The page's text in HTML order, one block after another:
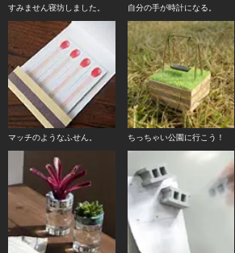
すみません寝坊しました。 自分の手が時計になる。
マッチのようなふせん。 ちっちゃい公園に行こう！